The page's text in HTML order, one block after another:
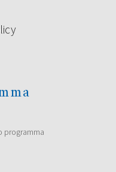
programma